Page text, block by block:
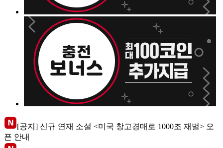
[공지] 신규 연재 소설 <미국 창고경매로 1000조 재벌> 오
픈 안내